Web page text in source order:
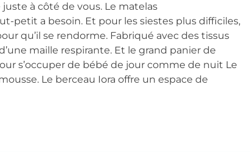
à côté de vous. Le matelas
a besoin. Et pour les siestes plus difficiles,
qu’il se rendorme. Fabriqué avec des tissus
maille respirante. Et le grand panier de
s’occuper de bébé de jour comme de nuit Le
Le berceau Iora offre un espace de